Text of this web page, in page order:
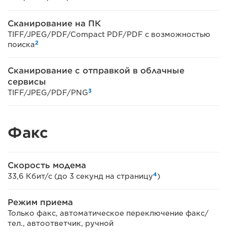
Сканирование на ПК
TIFF/JPEG/PDF/Compact PDF/PDF с возможностью
поиска2
Сканирование с отправкой в облачные
сервисы
TIFF/JPEG/PDF/PNG3
Факс
Скорость модема
33,6 Кбит/с (до 3 секунд на страницу4)
Режим приема
Только факс, автоматическое переключение факс/
тел., автоответчик, ручной